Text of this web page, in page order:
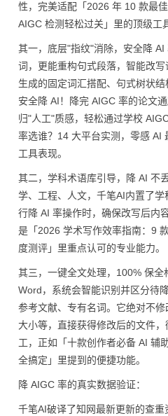
性，完美适配「2026 年 10 款最
AIGC 检测轻松过关」里的顶级工
其一，底层"指纹"消除，安全降
词，更能重构句式段落，智能改
生成的固定词汇搭配、句式树状
安全降 AI！降完 AIGC 率的论文
归"人工"质感，轻松通过学校
率选谁？14 大平台实测，零感 AI
工具表现。
其二，学科术语库引导，降 AI 不
学、工程、人文，千笔AI内置了
行降 AI 率操作时，确保改写后内
是「2026 学术写作效率指南：9
度测评」里重点认可的专业能力。
其三，一键全文处理，100% 保全
Word，系统会智能识别并区分待
参考文献、专有名词。它绝对不
大小等，直接获得修改后的文件
工，正如「十款创作者必备 AI 辅
全搞定」里提到的便捷功能。
降 AIGC 率的真实数据验证：
千笔AI破译了知网最新更新的查